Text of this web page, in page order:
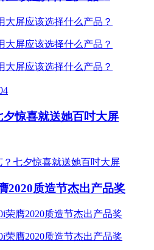
惊喜就送她百吋大屏
2020质造节杰出产品奖